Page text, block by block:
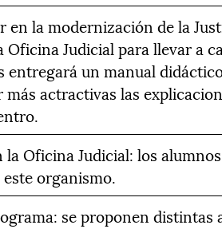
en la modernización de la
Judicial para llevar a
entregará un manual
actractivas las
la Oficina Judicial: los
organismo.
se proponen distintas